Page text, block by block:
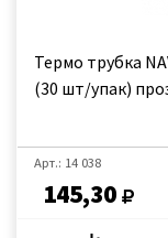
Термо трубка
(30 шт/упак)
Арт.: 14 038
145,30